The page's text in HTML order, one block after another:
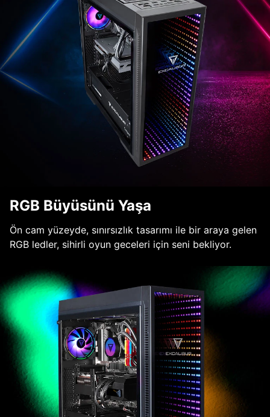
RGB Büyüsünü Yaşa
Ön cam yüzeyde, sınırsızlık tasarımı ile bir araya gelen
RGB ledler, sihirli oyun geceleri için seni bekliyor.